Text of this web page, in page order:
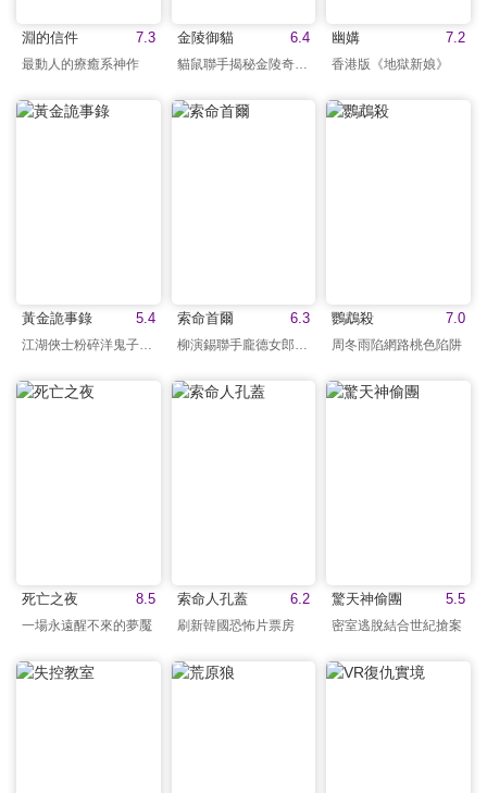
7.3
淵的信件
最動人的療癒系神作
6.4
金陵御貓
貓鼠聯手揭秘金陵奇案！
7.2
幽媾
香港版《地獄新娘》
5.4
黃金詭事錄
江湖俠士粉碎洋鬼子陰謀
6.3
索命首爾
柳演錫聯手龐德女郎查案
7.0
鸚鵡殺
周冬雨陷網路桃色陷阱
8.5
死亡之夜
一場永遠醒不來的夢魘
6.2
索命人孔蓋
刷新韓國恐怖片票房
5.5
驚天神偷團
密室逃脫結合世紀搶案